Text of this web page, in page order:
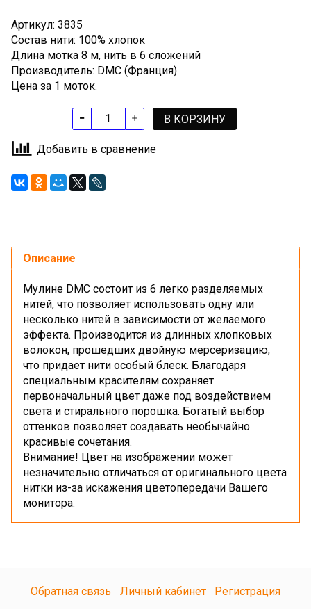
Артикул: 3835
Состав нити: 100% хлопок
Длина мотка 8 м, нить в 6 сложений
Производитель: DMC (Франция)
Цена за 1 моток.
В КОРЗИНУ
Добавить в сравнение
Описание
Мулине DMC состоит из 6 легко разделяемых
нитей, что позволяет использовать одну или
несколько нитей в зависимости от желаемого
эффекта. Производится из длинных хлопковых
волокон, прошедших двойную мерсеризацию,
что придает нити особый блеск. Благодаря
специальным красителям сохраняет
первоначальный цвет даже под воздействием
света и стирального порошка. Богатый выбор
оттенков позволяет создавать необычайно
красивые сочетания.
Внимание! Цвет на изображении может
незначительно отличаться от оригинального цвета
нитки из-за искажения цветопередачи Вашего
монитора.
Обратная связь Личный кабинет
Регистрация